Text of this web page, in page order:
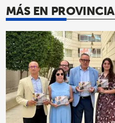
MÁS EN PROVINCIA